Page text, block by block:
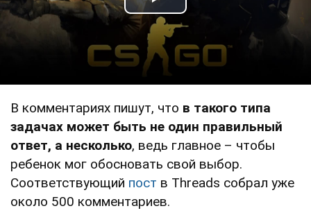
Play Video
В комментариях пишут, что в такого типа
задачах может быть не один правильный
ответ, а несколько, ведь главное – чтобы
ребенок мог обосновать свой выбор.
Соответствующий пост в Threads собрал уже
около 500 комментариев.